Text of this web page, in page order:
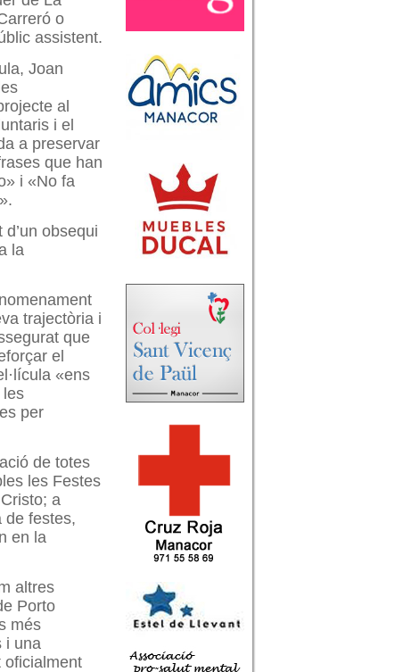
o
assistent.
Joan
al
i el
a preservar
que han
i «No fa
obsequi
la
trajectòria i
que
el
«ens
les
per
de totes
les Festes
a
de festes,
en la
altres
Porto
més
i una
oficialment